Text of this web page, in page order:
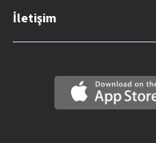
İletişim